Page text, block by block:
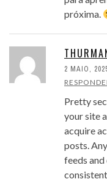
próxima.
2 MAIO,
Pretty
your site
acquire
posts.
feeds and